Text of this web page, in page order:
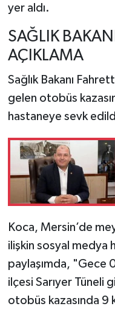
yer aldı.
SAĞLIK
AÇIKLAMA
Sağlık Bakanı
gelen otobüs
hastaneye sevk
Koca, Mersin’de
ilişkin sosyal medya
paylaşımda, "Gece
ilçesi Sarıyer Tüneli
otobüs kazasında 9